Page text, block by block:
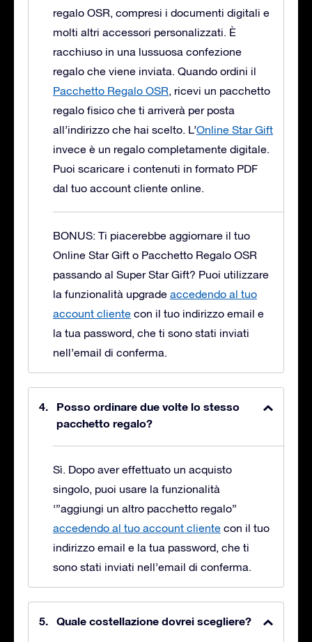
regalo OSR, compresi i documenti digitali e
molti altri accessori personalizzati. È
racchiuso in una lussuosa confezione
regalo che viene inviata. Quando ordini il
Pacchetto Regalo OSR, ricevi un pacchetto
regalo fisico che ti arriverà per posta
all’indirizzo che hai scelto. L’Online Star Gift
invece è un regalo completamente digitale.
Puoi scaricare i contenuti in formato PDF
dal tuo account cliente online.
BONUS: Ti piacerebbe aggiornare il tuo
Online Star Gift o Pacchetto Regalo OSR
passando al Super Star Gift? Puoi utilizzare
la funzionalità upgrade accedendo al tuo
account cliente con il tuo indirizzo email e
la tua password, che ti sono stati inviati
nell’email di conferma.
Posso ordinare due volte lo stesso
pacchetto regalo?
Sì. Dopo aver effettuato un acquisto
singolo, puoi usare la funzionalità
‘”aggiungi un altro pacchetto regalo”
accedendo al tuo account cliente con il tuo
indirizzo email e la tua password, che ti
sono stati inviati nell’email di conferma.
Quale costellazione dovrei scegliere?